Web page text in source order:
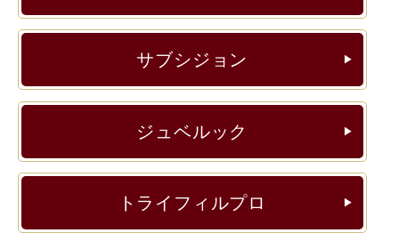
サブシジョン ▶︎
ジュベルック ▶︎
トライフィルプロ ▶︎